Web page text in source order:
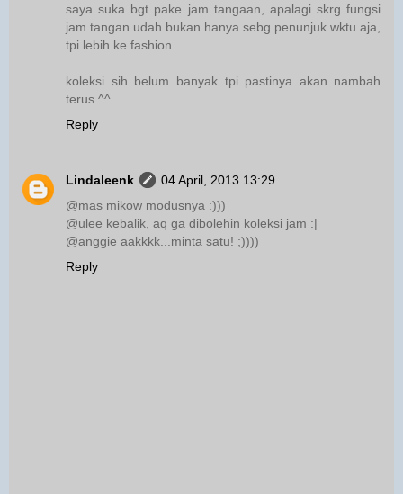
saya suka bgt pake jam tangaan, apalagi skrg fungsi
jam tangan udah bukan hanya sebg penunjuk wktu aja,
tpi lebih ke fashion..
koleksi sih belum banyak..tpi pastinya akan nambah
terus ^^.
Reply
Lindaleenk
04 April, 2013 13:29
@mas mikow modusnya :)))
@ulee kebalik, aq ga dibolehin koleksi jam :|
@anggie aakkkk...minta satu! ;))))
Reply